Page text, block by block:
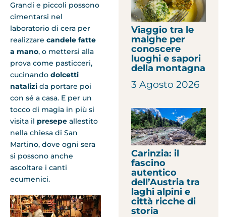
Grandi e piccoli possono
cimentarsi nel
laboratorio di cera per
realizzare candele fatte
a mano, o mettersi alla
prova come pasticceri,
cucinando dolcetti
natalizi da portare poi
con sé a casa. E per un
tocco di magia in più si
visita il presepe allestito
nella chiesa di San
Martino, dove ogni sera
si possono anche
ascoltare i canti
ecumenici.
Viaggio tra le
malghe per
conoscere
luoghi e sapori
della montagna
3 Agosto 2026
Carinzia: il
fascino
autentico
dell’Austria tra
laghi alpini e
città ricche di
storia